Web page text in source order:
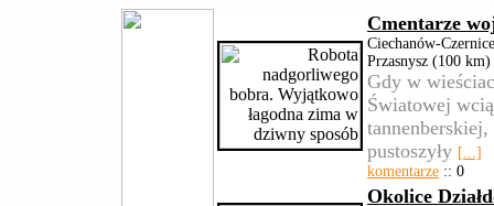
Cmentarze
Ciechanów-
Przasnysz (100 km)
Gdy w
Światowej
pustoszyły [...]
komentarze :: 0
Okolice